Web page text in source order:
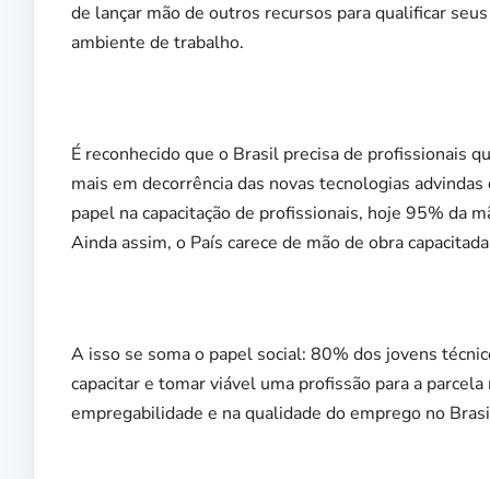
de lançar mão de outros recursos para qualificar
ambiente de trabalho.
É reconhecido que o Brasil precisa de profissionais
mais em decorrência das novas tecnologias
papel na capacitação de profissionais, hoje 95% da
Ainda assim, o País carece de mão de obra
A isso se soma o papel social: 80% dos jovens
capacitar e tomar viável uma profissão para a
empregabilidade e na qualidade do emprego no